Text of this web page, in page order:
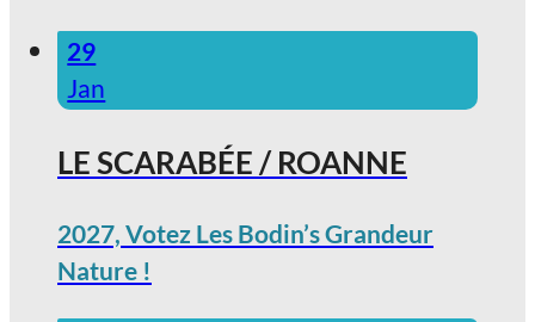
29
Jan
LE SCARABÉE / ROANNE
2027, Votez Les Bodin’s Grandeur
Nature !